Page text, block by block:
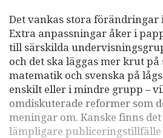
Det vankas stora förändringar
Extra anpassningar åker i
till särskilda
och det ska läggas mer krut
matematik och svenska på
enskilt eller i mindre grupp –
omdiskuterade reformer som
meningar om. Kanske finns
lämpligare publiceringstillfälle